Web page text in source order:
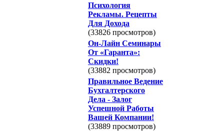
Психология
Рекламы. Рецепты
Для Дохода
(33826 просмотров)
Он-Лайн Семинары
От «Гаранта»:
Скидки!
(33882 просмотров)
Правильное Ведение
Бухгалтерского
Дела - Залог
Успешной Работы
Вашей Компании!
(33889 просмотров)